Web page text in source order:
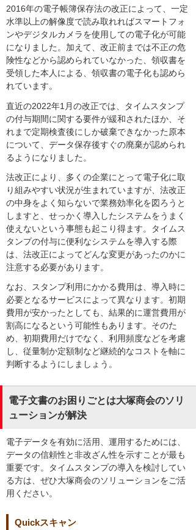
2016年の電子帳簿保存法の改正によって、一定
水準以上の解像度で読み取れればスマートフォ
ンやデジタルカメラを使用しての電子化が可能
になりました。加えて、改正前までは不正の危
険性などから認められていなかった、領収書を
受領した本人による、領収書の電子化も認めら
れています。
直近の2022年1月の改正では、タイムスタンプ
の付与期間に関する要件が緩和されたほか、そ
れまで定期検査後にしか破棄できなかった原本
について、データ保存後すぐの廃棄が認められ
るようになりました。
法改正により、多くの企業にとって電子化に取
り組みやすい状況が生まれていますが、法改正
の中身をよく知らないで業務効率化を図ろうと
しますと、せっかく導入したシステムをうまく
使えないという事態も起こり得ます。タイムス
タンプの付与に便利なシステムを導入する際
は、法改正によってどんな変更があったのかに
注意する必要があります。
なお、スタンプ利用にかかる費用は、導入時に
必要となるサービスによって異なります。初期
費用が安かったとしても、結果的に運営費用が
割高になるという可能性もあります。そのた
め、初期費用だけでなく、利用頻度などを考慮
し、従量制か定額制など継続的なコストを軸に
判断するようにしましょう。
電子文書のお困りごとは大塚商会のソリ
ューションが解決
電子データを有効に活用、運用するためには、
データの信頼性と非改ざん性を示すことが最も
重要です。タイムスタンプの導入を検討してい
る方は、ぜひ大塚商会のソリューションをご活
用ください。
Quickスキャン